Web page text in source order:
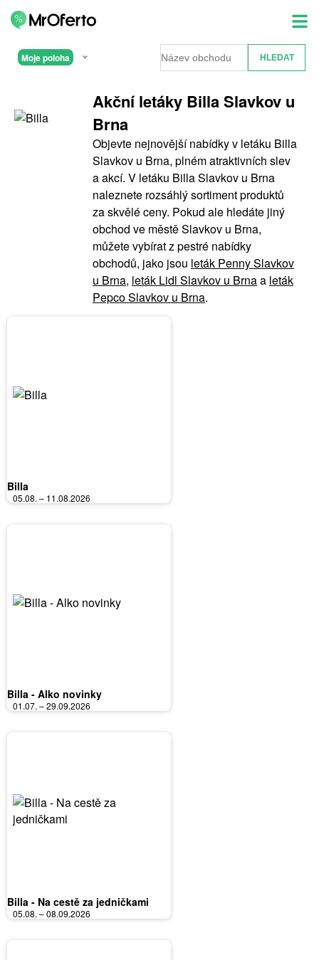
Moje poloha
Akční letáky Billa Slavkov u
Brna
Objevte nejnovější nabídky v letáku Billa
Slavkov u Brna, plném atraktivních slev
a akcí. V letáku Billa Slavkov u Brna
naleznete rozsáhlý sortiment produktů
za skvělé ceny. Pokud ale hledáte jiný
obchod ve městě Slavkov u Brna,
můžete vybírat z pestré nabídky
obchodů, jako jsou leták Penny Slavkov
u Brna, leták Lidl Slavkov u Brnaa leták
Pepco Slavkov u Brna.
Billa
05.08. – 11.08.2026
Billa - Alko novinky
01.07. – 29.09.2026
Billa - Na cestě za jedničkami
05.08. – 08.09.2026